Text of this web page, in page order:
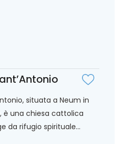
situata a Neum in
è una chiesa cattolica
da rifugio spirituale...